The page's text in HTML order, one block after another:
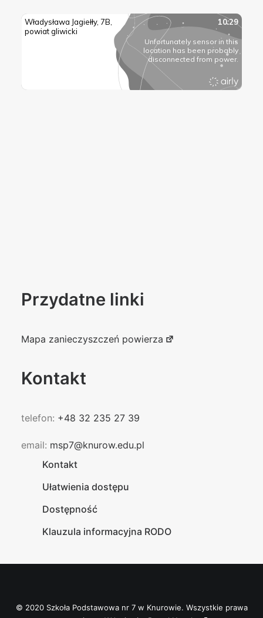
Przydatne linki
Mapa zanieczyszczeń powierza
Kontakt
telefon: +48 32 235 27 39
email: msp7@knurow.edu.pl
Kontakt
Ułatwienia dostępu
Dostępność
Klauzula informacyjna RODO
© 2020 Szkoła Podstawowa nr 7 w Knurowie. Wszystkie prawa